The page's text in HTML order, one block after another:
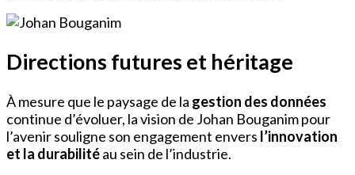
Directions futures et héritage
À mesure que le paysage de la gestion des données
continue d’évoluer, la vision de Johan Bouganim pour
l’avenir souligne son engagement envers l’innovation
et la durabilitéau sein de l’industrie.